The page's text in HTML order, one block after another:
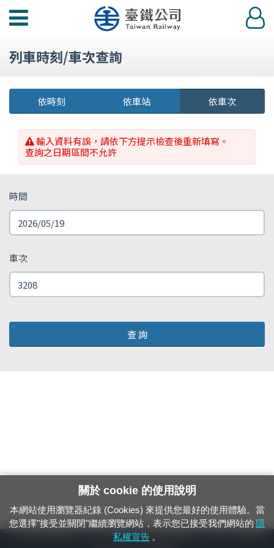
功
選
登
入
列車時刻/車次查詢
依時刻 依車站 依車次
輸入資料有誤，請依下方提示檢查後重新填寫。
查詢之日期區間不允許
時間
車次
查 詢
24小時緊急通報電話：1933（市話、手機，僅限發現軌道、平交道、橋樑及隧
關於 cookie 的使用說明
本網站使用瀏覽器紀錄 (Cookies) 來提供您最好的使用體驗。當
您選擇"接受並關閉"繼續瀏覽網站，表示您已接受我們網站的 隱
私權宣告 。